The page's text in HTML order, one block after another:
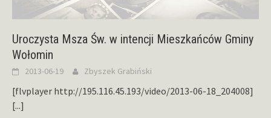
Uroczysta Msza Św. w intencji Mieszkańców Gminy
Wołomin
2013-06-19 Zbyszek Grabiński
[flvplayer http://195.116.45.193/video/2013-06-18_204008]
[...]